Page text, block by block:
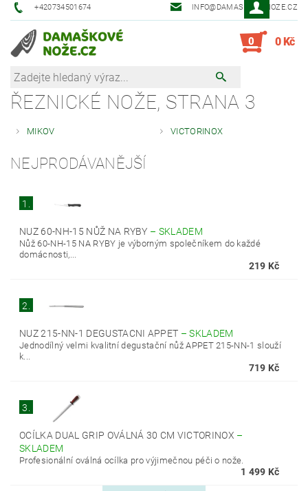
+420734501674 INFO@DAMASKOVE-NOZE.CZ
0 0 Kč
ŘEZNICKÉ NOŽE, STRANA 3
MIKOV VICTORINOX
NEJPRODÁVANĚJŠÍ
1.
NUZ 60-NH-15 NŮŽ NA RYBY – SKLADEM
Nůž 60-NH-15 NA RYBY je výborným společníkem do každé
domácnosti,...
219 Kč
2.
NUZ 215-NN-1 DEGUSTACNI APPET –SKLADEM
Jednodílný velmi kvalitní degustační nůž APPET 215-NN-1 slouží
k...
719 Kč
3.
OCÍLKA DUAL GRIP OVÁLNÁ 30 CM VICTORINOX –
SKLADEM
Profesionální oválná ocílka pro výjimečnou péči o nože.
1 499 Kč